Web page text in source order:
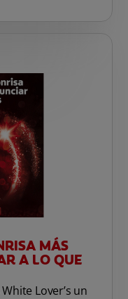
MÁS
A LO QUE
Lover’s un